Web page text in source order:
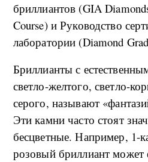
бриллиантов (GIA
Course) и Руководство
лаборатории (Diamond
Бриллианты с
светло-желтого, светло-
серого, называют
Эти камни часто стоят
бесцветные. Например, 1-
розовый бриллиант может